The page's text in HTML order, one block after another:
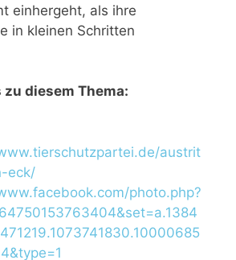
einhergeht, als ihre
in kleinen Schritten
diesem Thema:
austrit
eck/
photo.php?